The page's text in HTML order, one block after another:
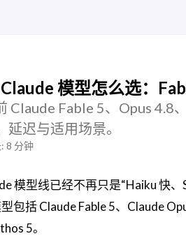
模型怎么选：
Claude Fable 5、Opus 4.8
迟与适用场景。
8 分钟
模型线已经不再只是“Haiku 快
包括 Claude Fable 5、Claude
5。